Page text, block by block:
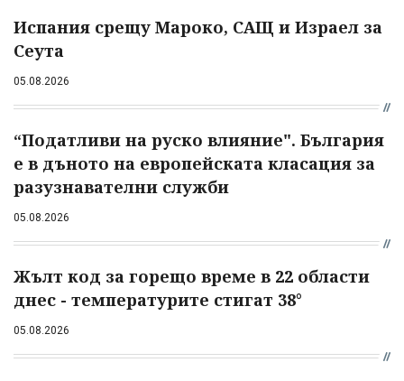
Испания срещу Мароко, САЩ и Израел за
Сеута
05.08.2026
“Податливи на руско влияние". България
е в дъното на европейската класация за
разузнавателни служби
05.08.2026
Жълт код за горещо време в 22 области
днес - температурите стигат 38°
05.08.2026